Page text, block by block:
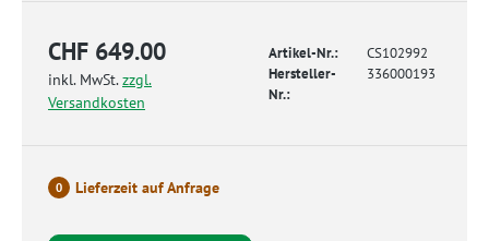
CHF 649.00
inkl. MwSt.zzgl.
Versandkosten
Artikel-Nr.:
CS102992
Hersteller-
Nr.:
336000193
0 Lieferzeit auf Anfrage